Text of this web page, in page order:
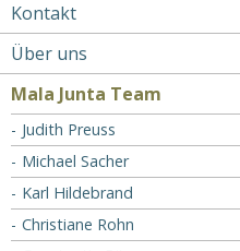
Kontakt
Über uns
Mala Junta Team
Judith Preuss
Michael Sacher
Karl Hildebrand
Christiane Rohn